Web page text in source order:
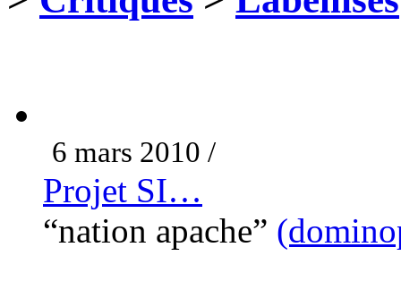
6 mars 2010 /
Projet SI…
“nation apache”